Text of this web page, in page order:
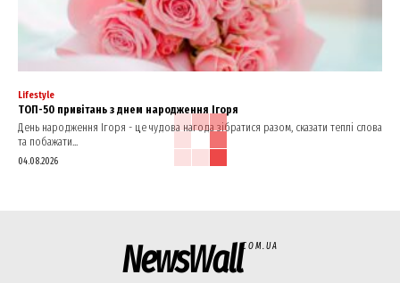
Lifestyle
ТОП-50 привітань з днем народження Ігоря
День народження Ігоря - це чудова нагода зібратися разом, сказати теплі слова
та побажати...
04.08.2026
NewsWallCOM.UA